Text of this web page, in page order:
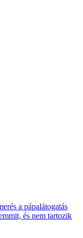
a pápalátogatás
és nem tartozik